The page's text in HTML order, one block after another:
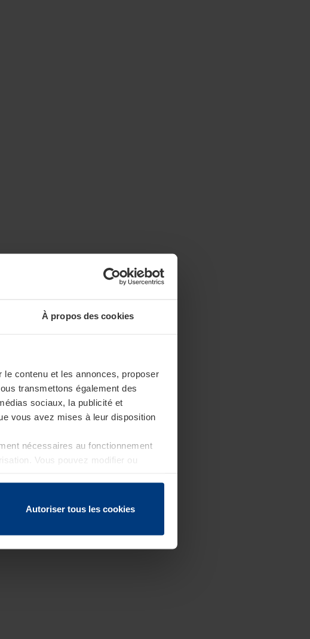
À propos des cookies
contenu et les annonces, proposer
transmettons également des
sociaux, la publicité et
vous avez mises à leur disposition
nécessaires au fonctionnement
Vous pouvez modifier ou
Autoriser tous les cookies